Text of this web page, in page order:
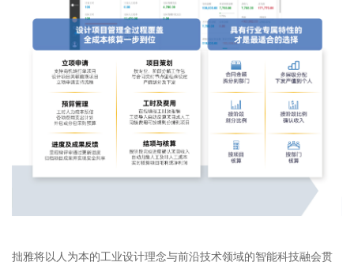
拙雅将以人为本的工业设计理念与前沿技术领域的智能科技融会贯